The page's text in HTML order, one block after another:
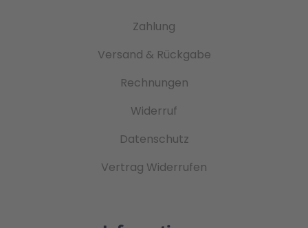
Zahlung
Versand & Rückgabe
Rechnungen
Widerruf
Datenschutz
Vertrag Widerrufen